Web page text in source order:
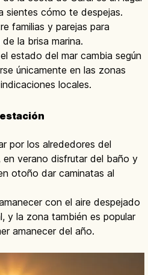
sientes cómo te despejas.
familias y parejas para
la brisa marina.
estado del mar cambia según
únicamente en las zonas
locales.
por los alrededores del
en verano disfrutar del baño y
otoño dar caminatas al
con el aire despejado
y la zona también es popular
amanecer del año.